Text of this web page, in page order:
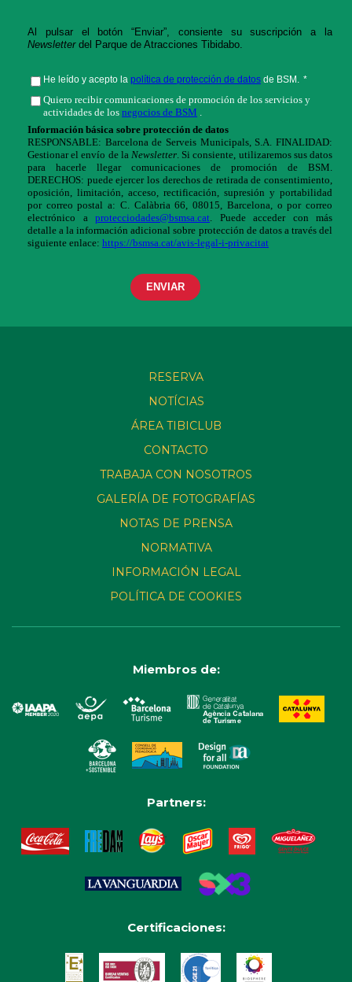
RESERVA
NOTÍCIAS
ÁREA TIBICLUB
CONTACTO
TRABAJA CON NOSOTROS
GALERÍA DE FOTOGRAFÍAS
NOTAS DE PRENSA
NORMATIVA
INFORMACIÓN LEGAL
POLÍTICA DE COOKIES
Miembros de:
Partners:
Certificaciones: